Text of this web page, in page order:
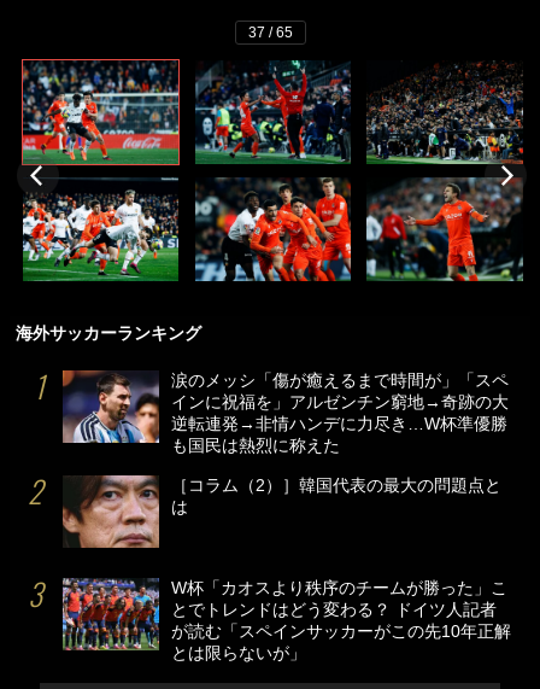
37 / 65
海外サッカーランキング
涙のメッシ「傷が癒えるまで時間が」「スペ
インに祝福を」アルゼンチン窮地→奇跡の大
逆転連発→非情ハンデに力尽き…W杯準優勝
も国民は熱烈に称えた
［コラム（2）］韓国代表の最大の問題点と
は
W杯「カオスより秩序のチームが勝った」こ
とでトレンドはどう変わる？ ドイツ人記者
が読む「スペインサッカーがこの先10年正解
とは限らないが」